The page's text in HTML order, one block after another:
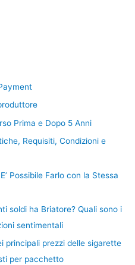
Prima e Dopo 5 Anni
Requisiti, Condizioni e
Possibile Farlo con la Stessa
soldi ha Briatore? Quali sono i
sentimentali
principali prezzi delle sigarette
per pacchetto